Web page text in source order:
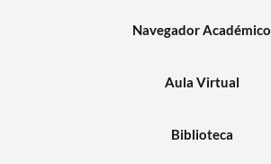
Navegador Académico
Aula Virtual
Biblioteca